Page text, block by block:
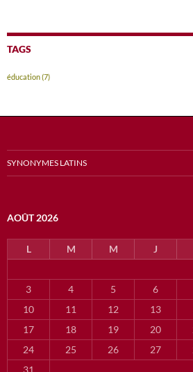
TAGS
éducation(7)
SYNONYMES LATINS
AOÛT 2026
L M M J
3
4 5 6
10
11 12 13
17
18 19 20
24
25 26 27